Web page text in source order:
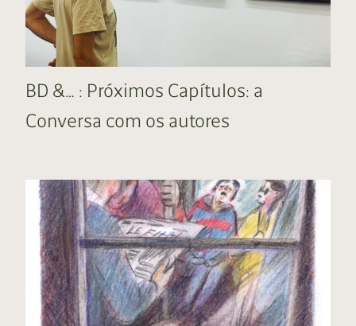
BD &… : Próximos Capítulos: a
Conversa com os autores